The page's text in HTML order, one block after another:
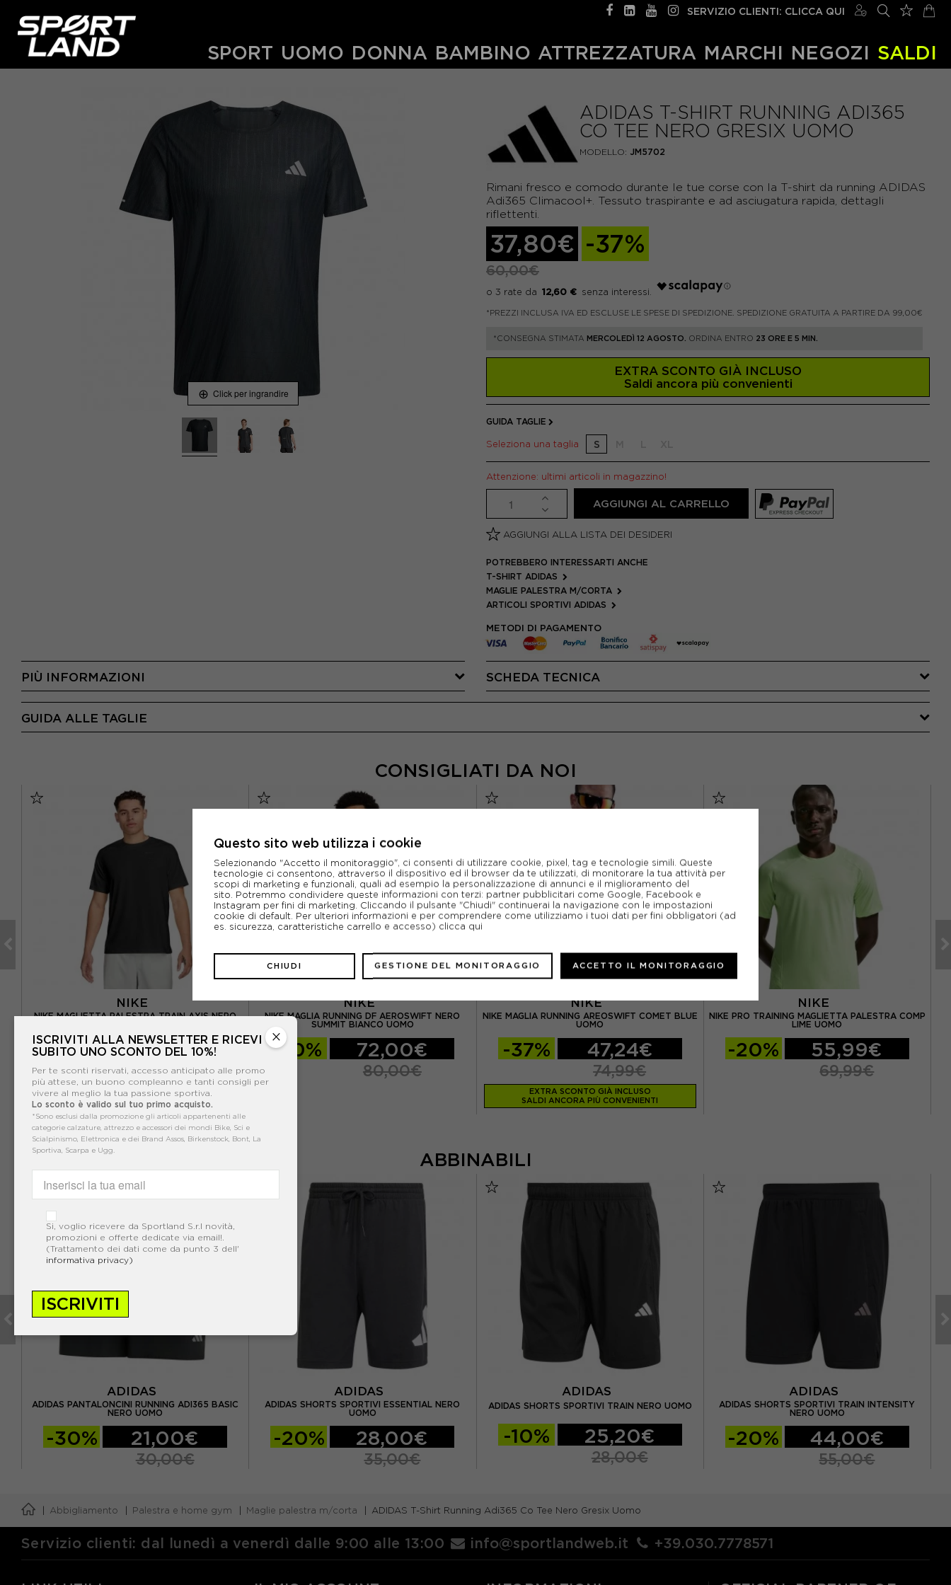
SERVIZIO CLIENTI: CLICCA QUI
SPORT UOMO DONNA BAMBINO ATTREZZATURA MARCHI NEGOZI SALDI
Click per ingrandire
ADIDAS T-SHIRT RUNNING ADI365
CO TEE NERO GRESIX UOMO
MODELLO: JM5702
Rimani fresco e comodo durante le tue corse con la T-shirt da running ADIDAS
Adi365 Climacool+. Tessuto traspirante e ad asciugatura rapida, dettagli
riflettenti.
37,80€ -37%
60,00€
12,60 €
*PREZZI INCLUSA IVA ED ESCLUSE LE SPESE DI SPEDIZIONE. SPEDIZIONE GRATUITA A PARTIRE DA 99,00€
*CONSEGNA STIMATA MERCOLEDÌ 12 AGOSTO. ORDINA ENTRO 23 ORE E 5 MIN.
EXTRA SCONTO GIÀ INCLUSO
Saldi ancora più convenienti
GUIDA TAGLIE
Seleziona una taglia S
Attenzione: ultimi articoli in magazzino!
AGGIUNGI AL CARRELLO
AGGIUNGI ALLA LISTA DEI DESIDERI
POTREBBERO INTERESSARTI ANCHE
T-SHIRT ADIDAS
MAGLIE PALESTRA M/CORTA
ARTICOLI SPORTIVI ADIDAS
METODI DI PAGAMENTO
PIÙ INFORMAZIONI SCHEDA TECNICA
GUIDA ALLE TAGLIE
CONSIGLIATI DA NOI
NIKE
NIKE MAGLIETTA PALESTRA TRAIN AXIS NERO
-30% 48,99€
69,99€
EXTRA SCONTO GIÀ INCLUSO
SALDI ANCORA PIÙ CONVENIENTI
NIKE
NIKE MAGLIA RUNNING DF AEROSWIFT NERO
SUMMIT BIANCO UOMO
-10% 72,00€
80,00€
NIKE
NIKE MAGLIA RUNNING AREOSWIFT COMET BLUE
UOMO
-37% 47,24€
74,99€
EXTRA SCONTO GIÀ INCLUSO
SALDI ANCORA PIÙ CONVENIENTI
NIKE
NIKE PRO TRAINING MAGLIETTA PALESTRA COMP
LIME UOMO
-20% 55,99€
69,99€
ABBINABILI
ADIDAS
ADIDAS PANTALONCINI RUNNING ADI365 BASIC
NERO UOMO
-30% 21,00€
30,00€
ADIDAS
ADIDAS SHORTS SPORTIVI ESSENTIAL NERO
UOMO
-20% 28,00€
35,00€
ADIDAS
ADIDAS SHORTS SPORTIVI TRAIN NERO UOMO
-10% 25,20€
28,00€
ADIDAS
ADIDAS SHORTS SPORTIVI TRAIN INTENSITY
NERO UOMO
-20% 44,00€
55,00€
Abbigliamento Palestra e home gym Maglie palestra m/corta ADIDAS T-Shirt Running Adi365 Co Tee Nero Gresix Uomo
×
ISCRIVITI ALLA NEWSLETTER E RICEVI
SUBITO UNO SCONTO DEL 10%!
Per te sconti riservati, accesso anticipato alle promo
più attese, un buono compleanno e tanti consigli per
vivere al meglio la tua passione sportiva.
Lo sconto è valido sul tuo primo acquisto.
*Sono esclusi dalla promozione gli articoli appartenenti alle
categorie calzature, attrezzo e accessori dei mondi Bike, Sci e
Scialpinismo, Elettronica e dei Brand Assos, Birkenstock, Bont, La
Sportiva, Scarpa e Ugg.
Si, voglio ricevere da Sportland S.r.l novità,
promozioni e offerte dedicate via email!.
(Trattamento dei dati come da punto 3 dell'
informativa privacy)
ISCRIVITI
Servizio clienti: dal lunedì a venerdì dalle 9:00 alle 13:00 info@sportlandweb.it +39.030.7778571
Questo sito web utilizza i cookie
Selezionando "Accetto il monitoraggio", ci consenti di utilizzare cookie, pixel, tag e tecnologie simili. Queste
tecnologie ci consentono, attraverso il dispositivo ed il browser da te utilizzati, di monitorare la tua attività per
scopi di marketing e funzionali, quali ad esempio la personalizzazione di annunci e il miglioramento del
sito. Potremmo condividere queste informazioni con terzi: partner pubblicitari come Google, Facebook e
Instagram per fini di marketing. Cliccando il pulsante "Chiudi" continuerai la navigazione con le impostazioni
cookie di default. Per ulteriori informazioni e per comprendere come utilizziamo i tuoi dati per fini obbligatori (ad
es. sicurezza, caratteristiche carrello e accesso) clicca qui
CHIUDI GESTIONE DEL MONITORAGGIO ACCETTO IL MONITORAGGIO